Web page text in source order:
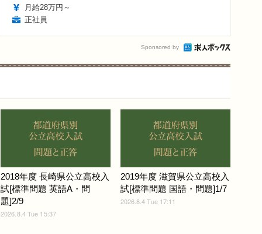
月給28万円～
正社員
Sponsored by
2018年度 長崎県公立高校入
試[標準問題 英語A・問
題]2/9
2026.8.4 Tue 15:37
2019年度 滋賀県公立高校入
試[標準問題 国語・問題]1/7
2026.8.4 Tue 17:11